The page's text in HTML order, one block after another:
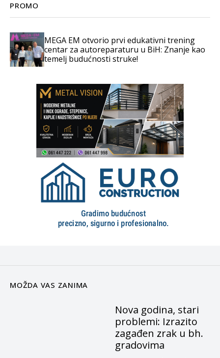
PROMO
MEGA EM otvorio prvi edukativni trening
centar za autoreparaturu u BiH: Znanje kao
temelj budućnosti struke!
MOŽDA VAS ZANIMA
Nova godina, stari
problemi: Izrazito
zagađen zrak u bh.
gradovima